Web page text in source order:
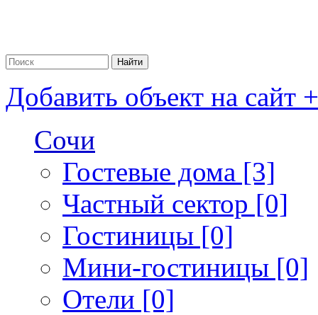
Добавить объект на сайт +
Сочи
Гостевые дома [3]
Частный сектор [0]
Гостиницы [0]
Мини-гостиницы [0]
Отели [0]